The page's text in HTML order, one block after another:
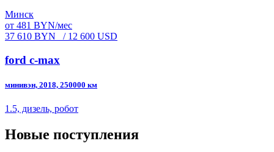
Минск
от 481 BYN/мес
37 610 BYN
/ 12 600 USD
ford c-max
минивэн, 2018, 250000 км
1.5, дизель, робот
Новые поступления